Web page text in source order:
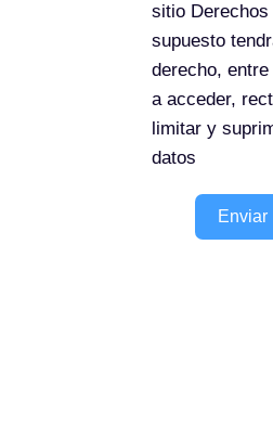
sitio Derechos
supuesto
derecho,
a acceder,
limitar y
datos
Enviar